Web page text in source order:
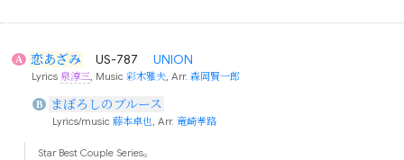
A 恋あざみ US-787 UNION
Lyrics泉淳三, Music彩木雅夫, Arr.森岡賢一郎
B まぼろしのブルース
Lyrics/music 藤本卓也 , Arr. 竜崎孝路
Star Best Couple Series。